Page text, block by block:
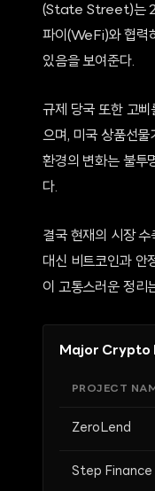
(State Street)는
파이(WeFi)와 협력
있음을 보여준다.
규제 당국 또한 고
으며, 미국 상품선
환경의 변화는 불투
다.
결국 현재의 시장
대신 비트코인과
이 고통스러운 정리
Major Crypto
PROJECT
ZeroLend
Step Finance